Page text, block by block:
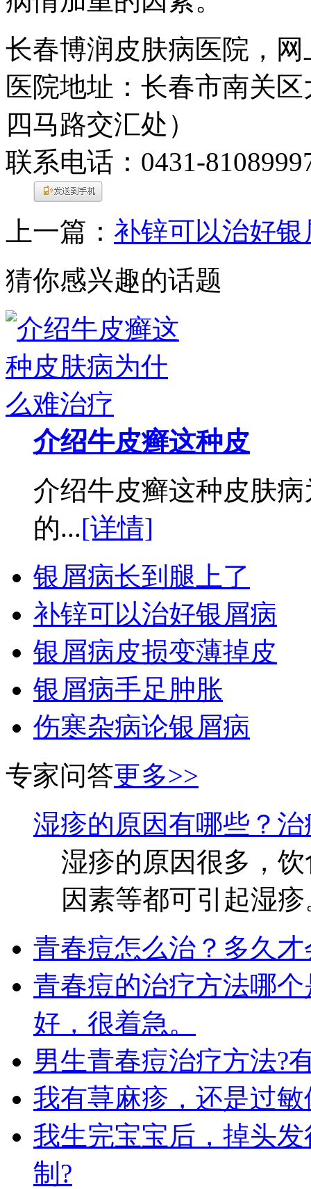
长春博润皮肤病医院，
医院地址：长春市南关
四马路交汇处）
联系电话：0431-
上一篇： 补锌可以治好银
猜你感兴趣的话题
介绍牛皮癣这种皮
介绍牛皮癣这种皮肤
的...[详情]
银屑病长到腿上了
补锌可以治好银屑病
银屑病皮损变薄掉皮
银屑病手足肿胀
伤寒杂病论银屑病
专家问答更多>>
湿疹的原因有哪些？治
湿疹的原因很多，
因素等都可引起湿
青春痘怎么治？多久
青春痘的治疗方法哪
好，很着急。
男生青春痘治疗方法?
我有荨麻疹，还是过
我生完宝宝后，掉头
制?